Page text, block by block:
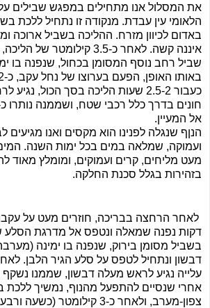
את המסלול אנו מתחילים במפגש שבילים
הלאומי עין עבדת. מנקודה זו נתחיל ללכת
באדום לכיוון מזרח. ההליכה בשביל ארוכה
איננה קשה. לאחר כ-3.5
שביל רחב נוסף המסומן בכחול, שנפנה בו
כעבור 2.5-2 שעות הליכה בסך הכול,
אל המעיין.
הנןף שנגלה לפנינו הוא מקסים ואנו מגיעים
ועמוקה, שמלאה במים בכל ימות השנה.
מעט מליחים, קרים ועמוקים, ומומלץ מאוד
בזהירות בגלל סכנת החלקה.
דקות נפנה שמאלה ונטפס אל מדרגת הסלע
בשביל מסומן בירוק, שנפנה בו ימינה
עלייה נגיע לראש מעלה דבשון, שממנו נשקף
אחרי שנסיים להתפעל מהנוף, נמשיך ללכת
צפון-מערב, ולאחר כ-3 קילומטר